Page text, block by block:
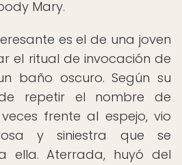
Mary.
es el de una joven
el ritual de invocación de
baño oscuro. Según su
repetir el nombre de
frente al espejo, vio
y siniestra que se
ella. Aterrada, huyó del